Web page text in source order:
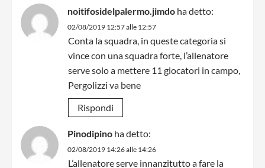
noitifosidelpalermo.jimdo ha detto:
02/08/2019 12:57 alle 12:57
Conta la squadra, in queste categoria si
vince con una squadra forte, l’allenatore
serve solo a mettere 11 giocatori in campo,
Pergolizzi va bene
Rispondi
Pinodipino ha detto:
02/08/2019 14:26 alle 14:26
L’allenatore serve innanzitutto a fare la